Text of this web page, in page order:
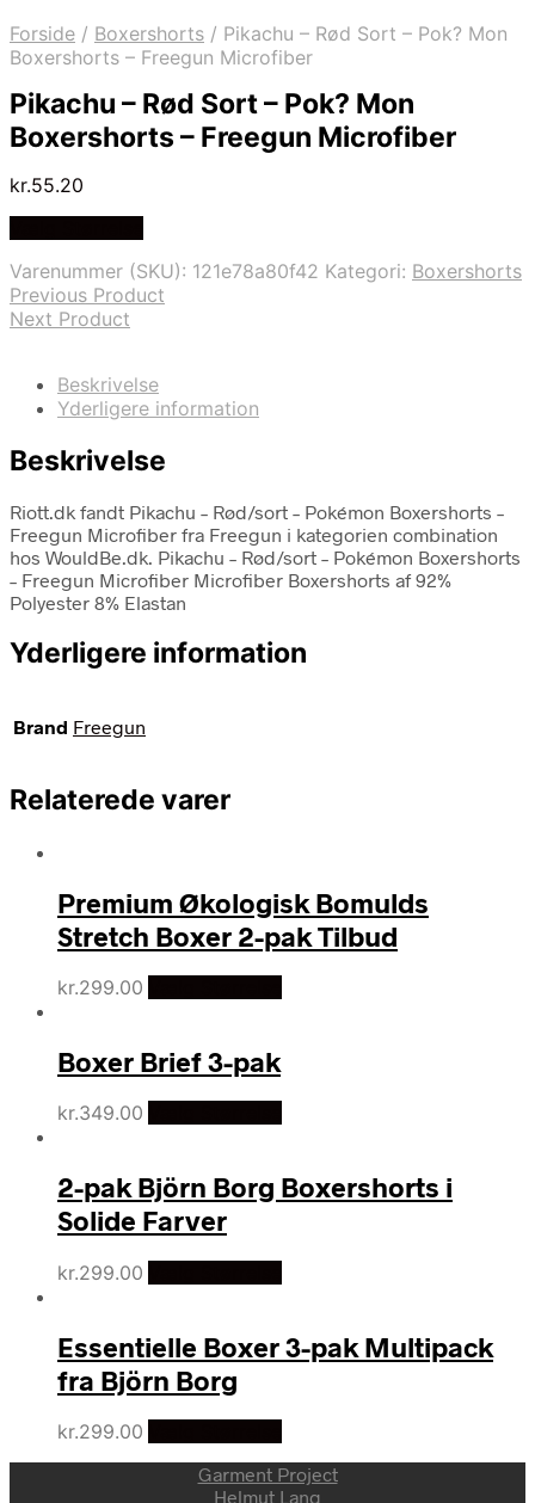
Forside / Boxershorts / Pikachu – Rød Sort – Pok? Mon
Boxershorts – Freegun Microfiber
Pikachu – Rød Sort – Pok? Mon
Boxershorts – Freegun Microfiber
kr.55.20
Varenummer (SKU): 121e78a80f42 Kategori: Boxershorts
Previous Product
Next Product
Beskrivelse
Yderligere information
Beskrivelse
Riott.dk fandt Pikachu – Rød/sort – Pokémon Boxershorts –
Freegun Microfiber fra Freegun i kategorien combination
hos WouldBe.dk. Pikachu – Rød/sort – Pokémon Boxershorts
– Freegun Microfiber Microfiber Boxershorts af 92%
Polyester 8% Elastan
Yderligere information
Brand Freegun
Relaterede varer
Premium Økologisk Bomulds
Stretch Boxer 2-pak Tilbud
kr.299.00
Boxer Brief 3-pak
kr.349.00
2-pak Björn Borg Boxershorts i
Solide Farver
kr.299.00
Essentielle Boxer 3-pak Multipack
fra Björn Borg
kr.299.00
Garment Project
Helmut Lang